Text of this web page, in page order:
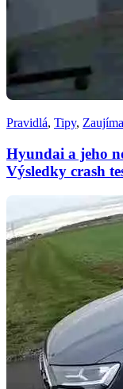
Pravidlá, Tipy,
Hyundai a jeho
Výsledky crash